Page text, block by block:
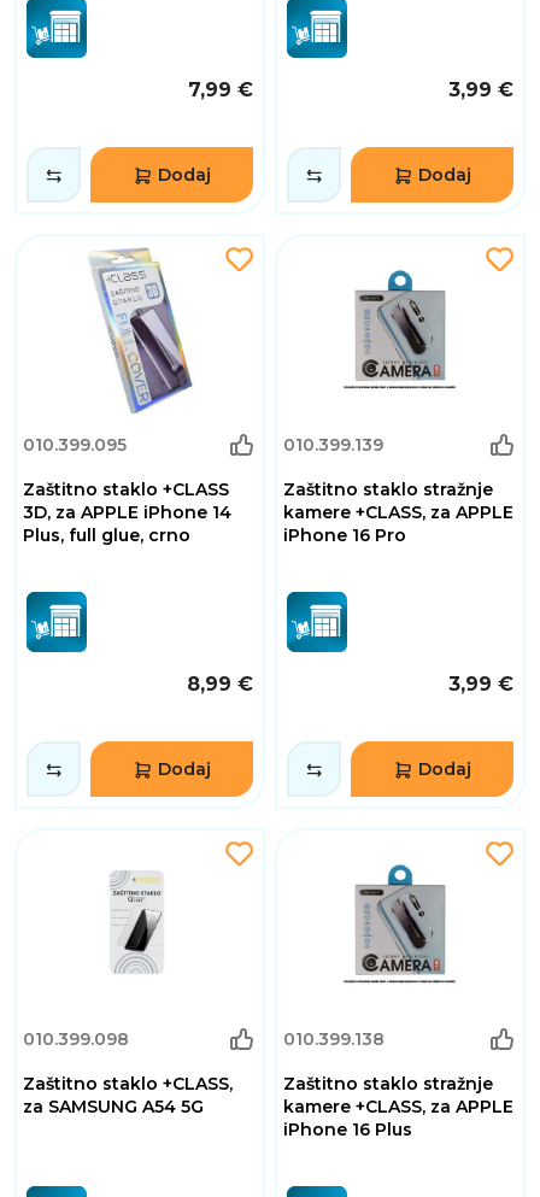
7,99 €
Dodaj
3,99 €
Dodaj
010.399.095
Zaštitno staklo +CLASS
3D, za APPLE iPhone 14
Plus, full glue, crno
8,99 €
Dodaj
010.399.139
Zaštitno staklo stražnje
kamere +CLASS, za APPLE
iPhone 16 Pro
3,99 €
Dodaj
010.399.098
Zaštitno staklo +CLASS,
za SAMSUNG A54 5G
010.399.138
Zaštitno staklo stražnje
kamere +CLASS, za APPLE
iPhone 16 Plus